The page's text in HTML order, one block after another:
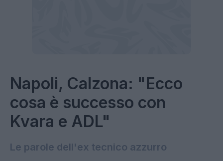
Napoli, Calzona: "Ecco
cosa è successo con
Kvara e ADL"
Le parole dell'ex tecnico azzurro